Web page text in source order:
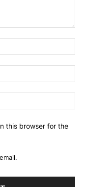
this browser for the